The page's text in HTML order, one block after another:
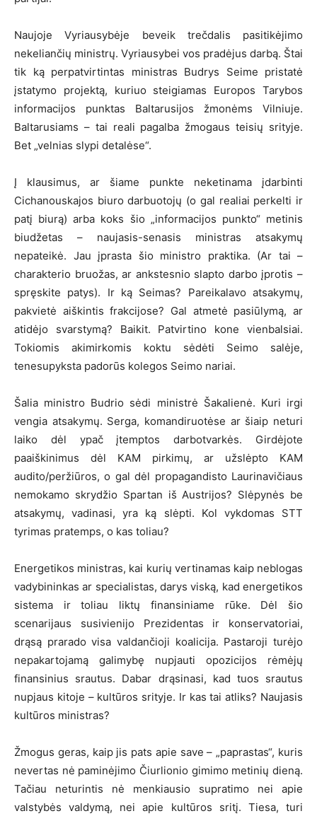
Naujoje Vyriausybėje beveik trečdalis pasitikėjimo
nekeliančių ministrų. Vyriausybei vos pradėjus darbą. Štai
tik ką perpatvirtintas ministras Budrys Seime pristatė
įstatymo projektą, kuriuo steigiamas Europos Tarybos
informacijos punktas Baltarusijos žmonėms Vilniuje.
Baltarusiams – tai reali pagalba žmogaus teisių srityje.
Bet „velnias slypi detalėse“.
Į klausimus, ar šiame punkte neketinama įdarbinti
Cichanouskajos biuro darbuotojų (o gal realiai perkelti ir
patį biurą) arba koks šio „informacijos punkto“ metinis
biudžetas – naujasis-senasis ministras atsakymų
nepateikė. Jau įprasta šio ministro praktika. (Ar tai –
charakterio bruožas, ar ankstesnio slapto darbo įprotis –
spręskite patys). Ir ką Seimas? Pareikalavo atsakymų,
pakvietė aiškintis frakcijose? Gal atmetė pasiūlymą, ar
atidėjo svarstymą? Baikit. Patvirtino kone vienbalsiai.
Tokiomis akimirkomis koktu sėdėti Seimo salėje,
tenesupyksta padorūs kolegos Seimo nariai.
Šalia ministro Budrio sėdi ministrė Šakalienė. Kuri irgi
vengia atsakymų. Serga, komandiruotėse ar šiaip neturi
laiko dėl ypač įtemptos darbotvarkės. Girdėjote
paaiškinimus dėl KAM pirkimų, ar užslėpto KAM
audito/peržiūros, o gal dėl propagandisto Laurinavičiaus
nemokamo skrydžio Spartan iš Austrijos? Slėpynės be
atsakymų, vadinasi, yra ką slėpti. Kol vykdomas STT
tyrimas pratemps, o kas toliau?
Energetikos ministras, kai kurių vertinamas kaip neblogas
vadybininkas ar specialistas, darys viską, kad energetikos
sistema ir toliau liktų finansiniame rūke. Dėl šio
scenarijaus susivienijo Prezidentas ir konservatoriai,
drąsą prarado visa valdančioji koalicija. Pastaroji turėjo
nepakartojamą galimybę nupjauti opozicijos rėmėjų
finansinius srautus. Dabar drąsinasi, kad tuos srautus
nupjaus kitoje – kultūros srityje. Ir kas tai atliks? Naujasis
kultūros ministras?
Žmogus geras, kaip jis pats apie save – „paprastas“, kuris
nevertas nė paminėjimo Čiurlionio gimimo metinių dieną.
Tačiau neturintis nė menkiausio supratimo nei apie
valstybės valdymą, nei apie kultūros sritį. Tiesa, turi